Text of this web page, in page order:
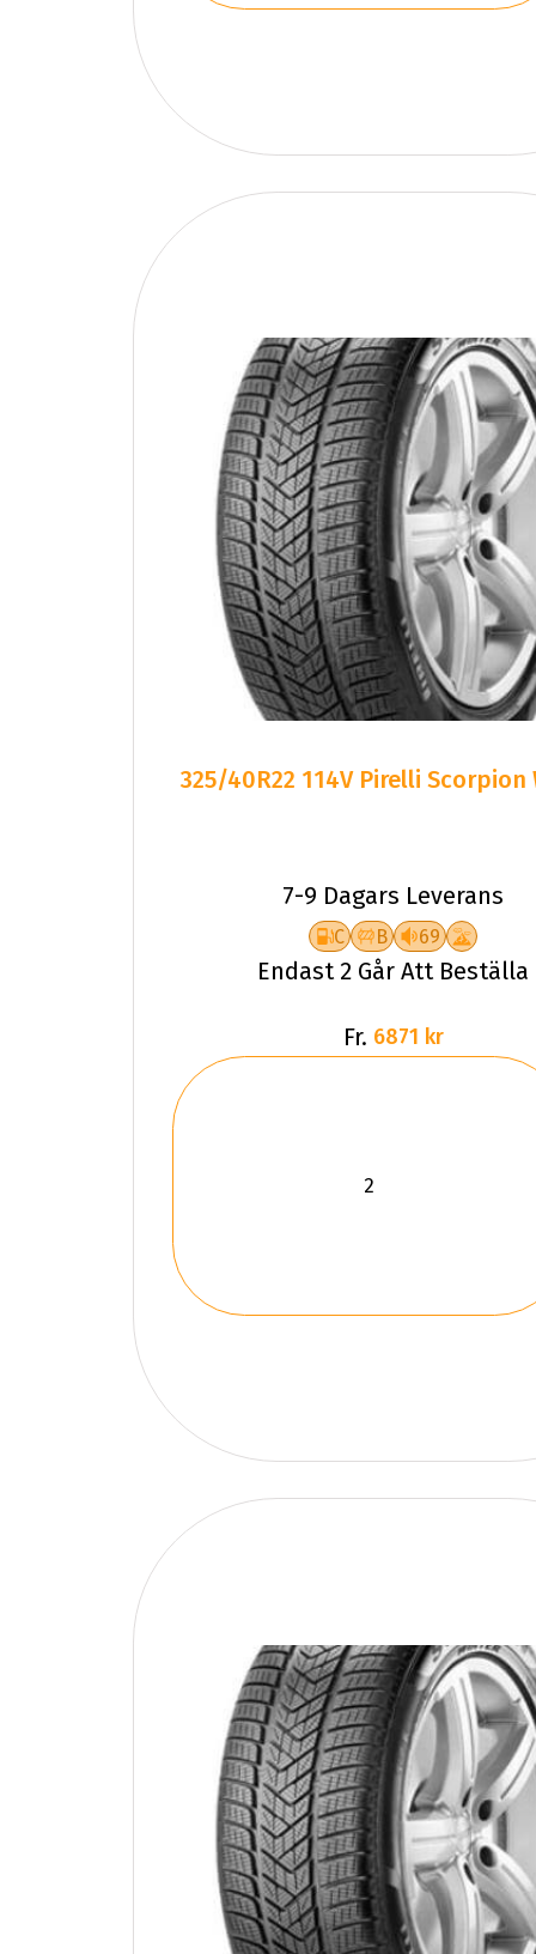
325/40R22 114V Pirelli Scorpion
7-9 Dagars Leverans
C B 69
Endast 2 Går Att Beställa
Fr. 6871 kr